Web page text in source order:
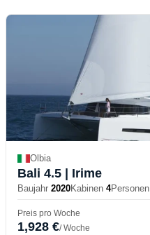
Olbia
Bali 4.5 | Irime
Baujahr 2020Kabinen 4Personen
Preis pro Woche
1,928 €/ Woche